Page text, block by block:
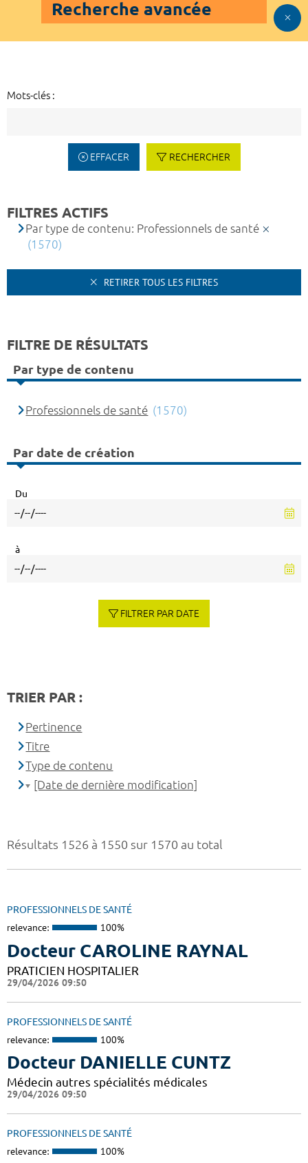
Recherche avancée
Mots-clés :
EFFACER RECHERCHER
Résultats 1526 à 1550 sur 1570 au total
PROFESSIONNELS DE SANTÉ
relevance: 100%
Docteur CAROLINE RAYNAL
PRATICIEN HOSPITALIER
29/04/2026 09:50
PROFESSIONNELS DE SANTÉ
relevance: 100%
Docteur DANIELLE CUNTZ
Médecin autres spécialités médicales
29/04/2026 09:50
PROFESSIONNELS DE SANTÉ
relevance: 100%
FILTRES ACTIFS
Par type de contenu: Professionnels de santé
(1570)
RETIRER TOUS LES FILTRES
FILTRE DE RÉSULTATS
Par type de contenu
Professionnels de santé (1570)
Par date de création
Du
à
FILTRER PAR DATE
TRIER PAR :
Pertinence
Titre
Type de contenu
[Date de dernière modification]